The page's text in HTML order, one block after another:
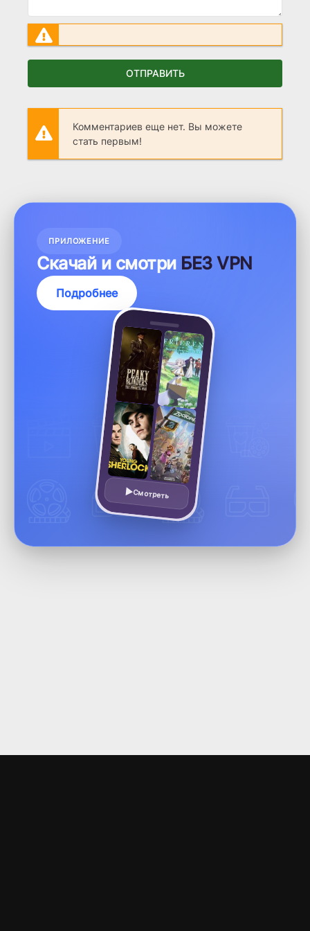
ОТПРАВИТЬ
Комментариев еще нет. Вы можете
стать первым!
ПРИЛОЖЕНИЕ
Скачай и смотри БЕЗ VPN
Подробнее
Смотреть